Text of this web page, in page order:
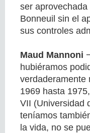
ser
Bonneuil sin el
sus controles
Maud Mannoni
hubiéramos
verdaderamente
1969 hasta
VII (Universidad
teníamos
la vida, no se